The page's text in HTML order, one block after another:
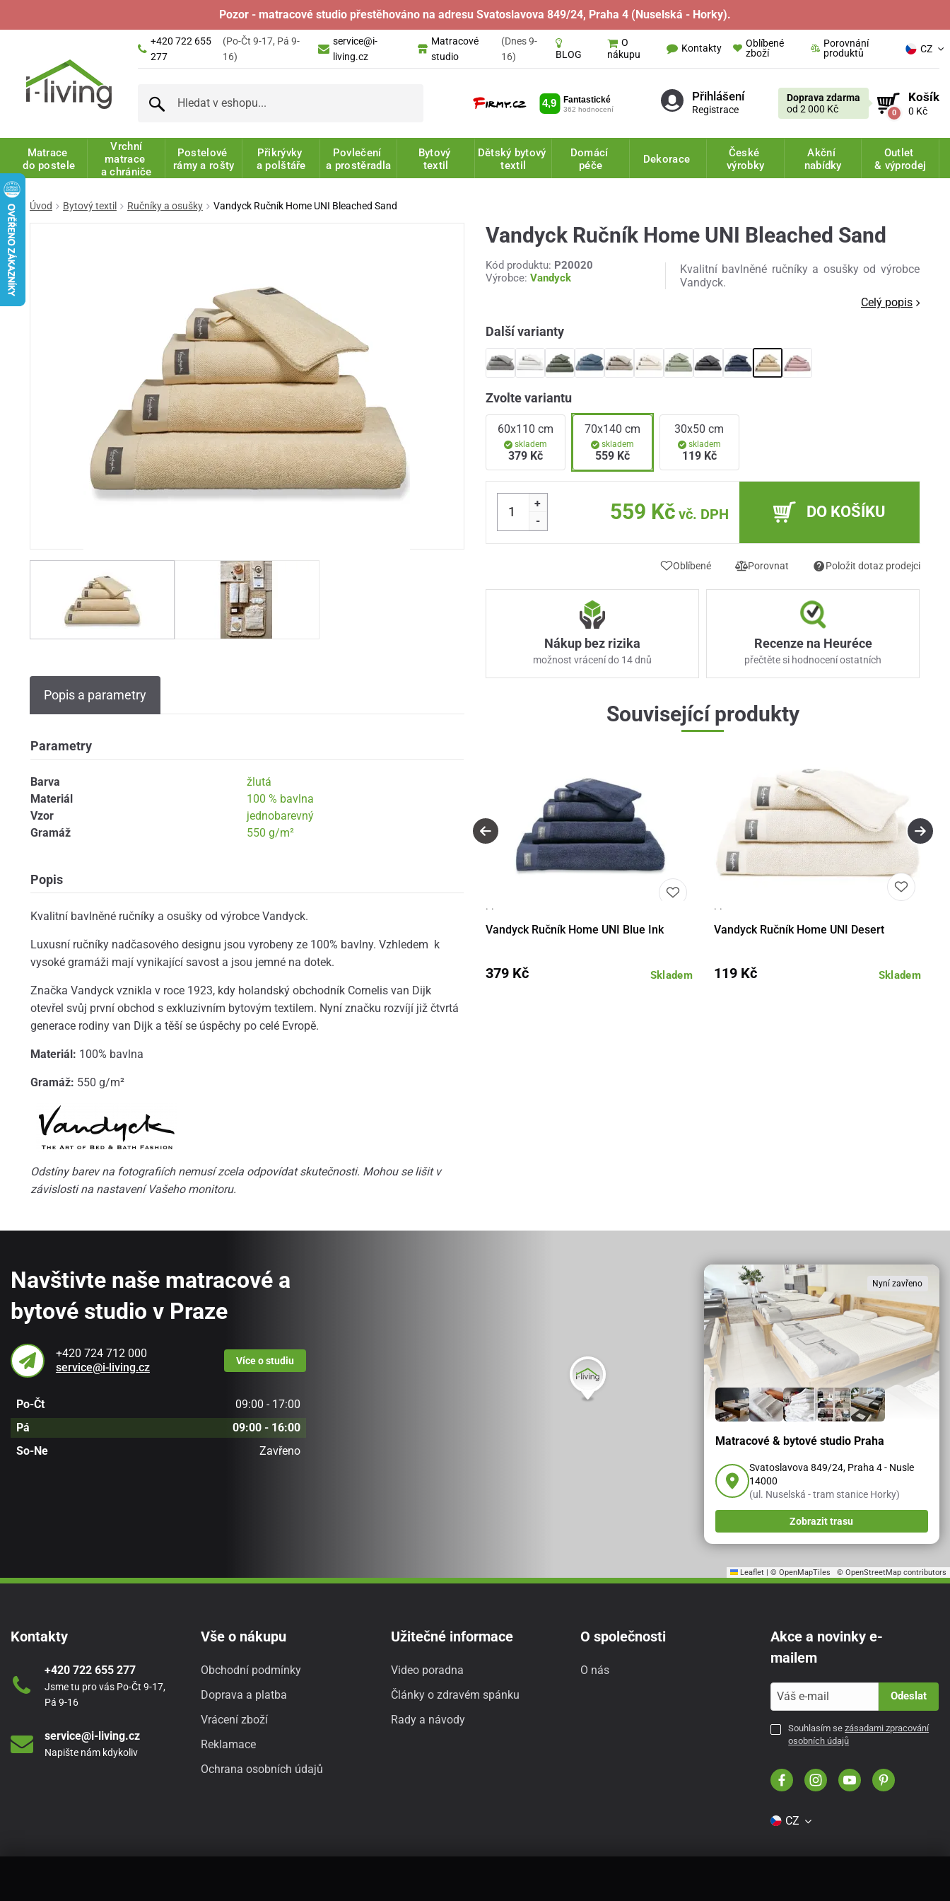
Pozor - matracové studio přestěhováno na adresu Svatoslavova 849/24, Praha 4 (Nuselská - Horky).
+420 722 655
277
(Po-Čt 9-17, Pá 9-
16)
service@i-
living.cz
Matracové
studio
(Dnes 9-
16)
BLOG
O
nákupu
Kontakty
Oblíbené
zboží
Porovnání
produktů
CZ
Přihlášení
Registrace
Doprava zdarma
od 2 000 Kč
0
Košík
0 Kč
Matrace
do postele
Vrchní
matrace
a chrániče
Postelové
rámy a rošty
Přikrývky
a polštáře
Povlečení
a prostěradla
Bytový
textil
Dětský bytový
textil
Domácí
péče
Dekorace
České
výrobky
Akční
nabídky
Outlet
& výprodej
Úvod Bytový textil Ručníky a osušky Vandyck Ručník Home UNI Bleached Sand
Popis a parametry
Parametry
Barva
žlutá
Materiál
100 % bavlna
Vzor
jednobarevný
Gramáž
550 g/m²
Popis
Kvalitní bavlněné ručníky a osušky od výrobce Vandyck.
Luxusní ručníky nadčasového designu jsou vyrobeny ze 100% bavlny. Vzhledem k
vysoké gramáži mají vynikající savost a jsou jemné na dotek.
Značka Vandyck vznikla v roce 1923, kdy holandský obchodník Cornelis van Dijk
otevřel svůj první obchod s exkluzivním bytovým textilem. Nyní značku rozvíjí již čtvrtá
generace rodiny van Dijk a těší se úspěchy po celé Evropě.
Materiál: 100% bavlna
Gramáž: 550 g/m²
Odstíny barev na fotografiích nemusí zcela odpovídat skutečnosti. Mohou se lišit v
závislosti na nastavení Vašeho monitoru.
Vandyck Ručník Home UNI Bleached Sand
Kód produktu: P20020
Výrobce: Vandyck
Kvalitní bavlněné ručníky a osušky od výrobce
Vandyck.
Celý popis
Další varianty
Zvolte variantu
60x110 cm
skladem
379 Kč
70x140 cm
skladem
559 Kč
30x50 cm
skladem
119 Kč
+
-
559 Kč vč. DPH DO KOŠÍKU
Oblíbené Porovnat Položit dotaz prodejci
Nákup bez rizika
možnost vrácení do 14 dnů
Recenze na Heuréce
přečtěte si hodnocení ostatních
Související produkty
· ·
Vandyck Ručník Home UNI Blue Ink
Skladem
379 Kč
· ·
Vandyck Ručník Home UNI Desert
Skladem
119 Kč
Leaflet | © OpenMapTiles © OpenStreetMap contributors
Navštivte naše matracové a
bytové studio v Praze
+420 724 712 000
service@i-living.cz
Víceo studiu
Po-Čt
09:00 - 17:00
Pá
09:00 - 16:00
So-Ne
Zavřeno
Nyní zavřeno
Matracové & bytové studio Praha
Svatoslavova 849/24, Praha 4 - Nusle
14000
(ul. Nuselská - tram stanice Horky)
Zobrazit trasu
Kontakty
+420 722 655 277
Jsme tu pro vás Po-Čt 9-17,
Pá 9-16
service@i-living.cz
Napište nám kdykoliv
Vše o nákupu
Obchodní podmínky
Doprava a platba
Vrácení zboží
Reklamace
Ochrana osobních údajů
Užitečné informace
Video poradna
Články o zdravém spánku
Rady a návody
O společnosti
O nás
Akce a novinky e-
mailem
Odeslat
Souhlasím sezásadami zpracování
osobních údajů
CZ